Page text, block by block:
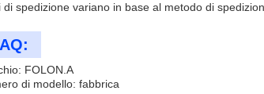
di spedizione variano in base al metodo di
FOLON.A
di modello: fabbrica